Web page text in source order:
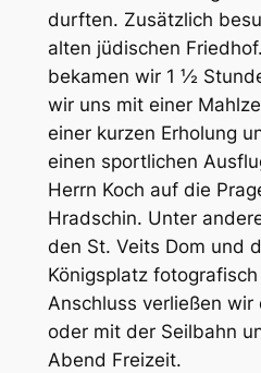
durften. Zusätzlich
alten jüdischen
bekamen wir 1 ½
wir uns mit einer
einer kurzen Erholung
einen sportlichen
Herrn Koch auf die
Hradschin. Unter
den St. Veits Dom und
Königsplatz
Anschluss verließen wir
oder mit der Seilbahn
Abend Freizeit.